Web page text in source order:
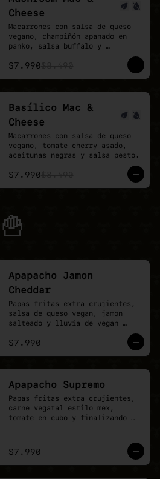
Cheese
Macarrones con salsa de queso
vegano, champiñón apanado en
panko, salsa buffalo y
$7.990
Basílico Mac &
Cheese
Macarrones con salsa de queso
vegano, tomate cherry asado,
aceitunas negras y salsa pesto.
$7.990
🍟
Apapacho Jamon
Cheddar
Papas fritas extra crujientes,
salsa de queso vegan, jamon
salteado y lluvia de vegan
$7.990
Apapacho Supremo
Papas fritas extra crujientes,
carne vegatal estilo mex,
tomate en cubo y finalizando
$7.990